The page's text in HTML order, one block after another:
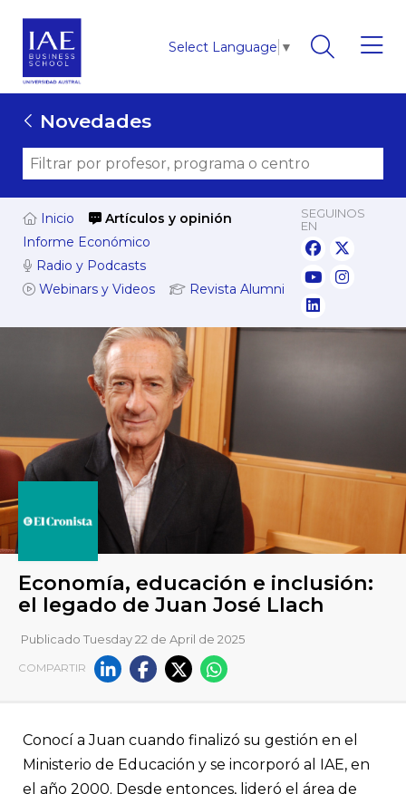
Select Language ▼
Novedades
Inicio
Artículos y opinión
Informe Económico
Radio y Podcasts
Webinars y Videos
Revista Alumni
SEGUINOS
EN
Economía, educación e
el legado de Juan José Llach
Publicado Tuesday 22 de April de 2025
COMPARTIR
Conocí a Juan cuando finalizó su gestión en el
Ministerio de Educación y se incorporó al IAE, en
el año 2000. Desde entonces, lideró el área de